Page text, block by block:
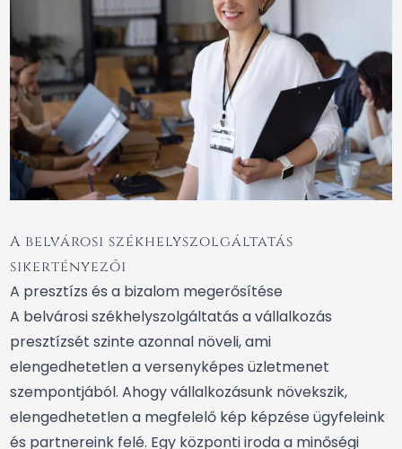
A belvárosi székhelyszolgáltatás
sikertényezői
A presztízs és a bizalom megerősítése
A belvárosi székhelyszolgáltatás a vállalkozás
presztízsét szinte azonnal növeli, ami
elengedhetetlen a versenyképes üzletmenet
szempontjából. Ahogy vállalkozásunk növekszik,
elengedhetetlen a megfelelő kép képzése ügyfeleink
és partnereink felé. Egy központi iroda a minőségi